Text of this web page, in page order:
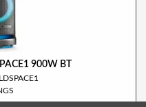
900W BT